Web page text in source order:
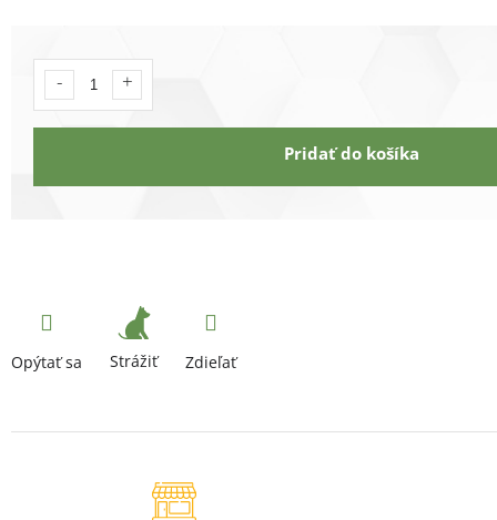
Pridať do košíka
Opýtať sa Strážiť Zdieľať